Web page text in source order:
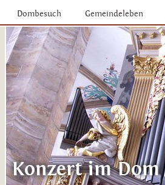
Dombesuch Gemeindeleben